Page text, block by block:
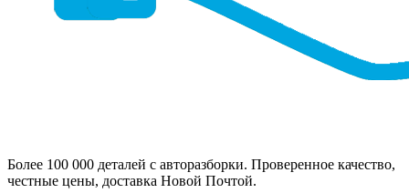
Более 100 000 деталей с авторазборки. Проверенное качество,
честные цены, доставка Новой Почтой.